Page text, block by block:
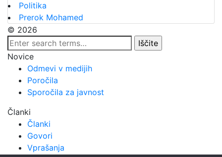
Politika
Prerok Mohamed
© 2026
Novice
Odmevi v medijih
Poročila
Sporočila za javnost
Članki
Članki
Govori
Vprašanja